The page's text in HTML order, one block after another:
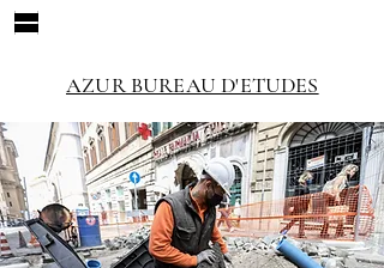
AZUR BUREAU D'ETUDES